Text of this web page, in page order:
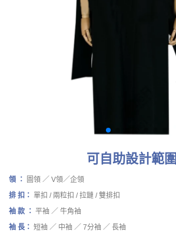
可自助設計範圍
領 ：
圖領 ／ V領／企領
排 扣： 單扣 / 兩粒扣 / 拉鏈 / 雙排扣
袖 款 ： 平袖 ／ 牛角袖
袖 長： 短袖 ／ 中袖 ／ 7分袖 ／ 長袖